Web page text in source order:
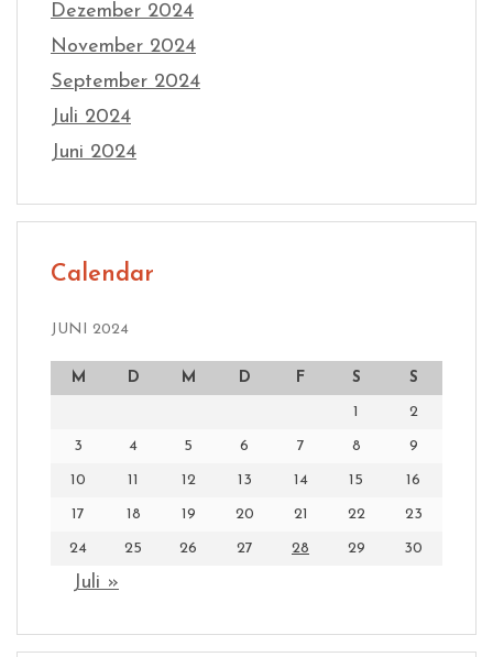
Dezember 2024
November 2024
September 2024
Juli 2024
Juni 2024
Calendar
JUNI 2024
M D M D F S S
1 2
3 4 5 6 7 8 9
10 11 12 13 14 15 16
17 18 19 20 21 22 23
24 25 26 27 28 29 30
Juli »